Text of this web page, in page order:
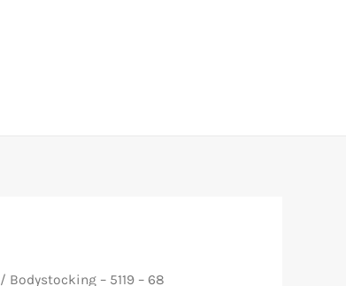
/ Bodystocking – 5119 – 68